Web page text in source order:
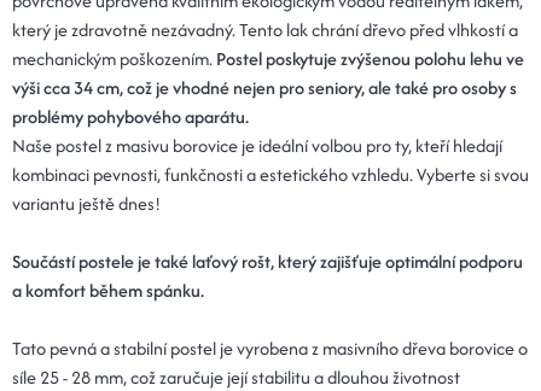
který je zdravotně nezávadný. Tento lak chrání dřevo před vlhkostí a
mechanickým poškozením.Postel poskytuje zvýšenou polohu lehu ve
výši cca 34 cm, což je vhodné nejen pro seniory, ale také pro osoby s
problémy pohybového aparátu.
Naše postel z masivu borovice je ideální volbou pro ty, kteří hledají
kombinaci pevnosti, funkčnosti a estetického vzhledu. Vyberte si svou
variantu ještě dnes!
Součástí postele je také laťový rošt, který zajišťuje optimální podporu
a komfort během spánku.
Tato pevná a stabilní postel je vyrobena z masivního dřeva borovice o
síle 25 - 28 mm, což zaručuje její stabilitu a dlouhou životnost